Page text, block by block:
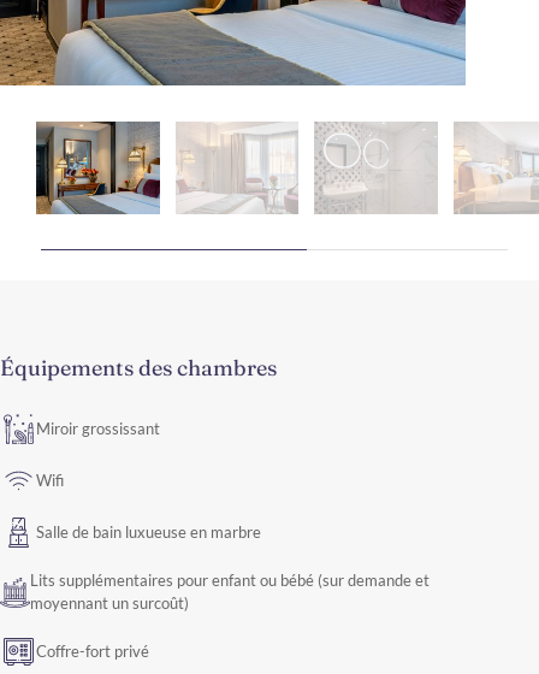
Équipements des chambres
Miroir grossissant
Wifi
Salle de bain luxueuse en marbre
Lits supplémentaires pour enfant ou bébé (sur demande et
moyennant un surcoût)
Coffre-fort privé